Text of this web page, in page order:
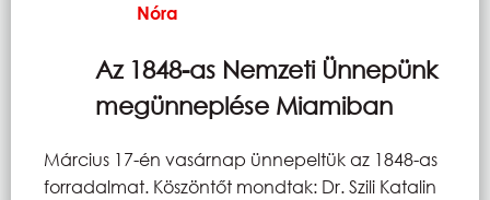
Nóra
Az 1848-as Nemzeti Ünnepünk
megünneplése Miamiban
Március 17-én vasárnap ünnepeltük az 1848-as
forradalmat. Köszöntőt mondtak: Dr. Szili Katalin